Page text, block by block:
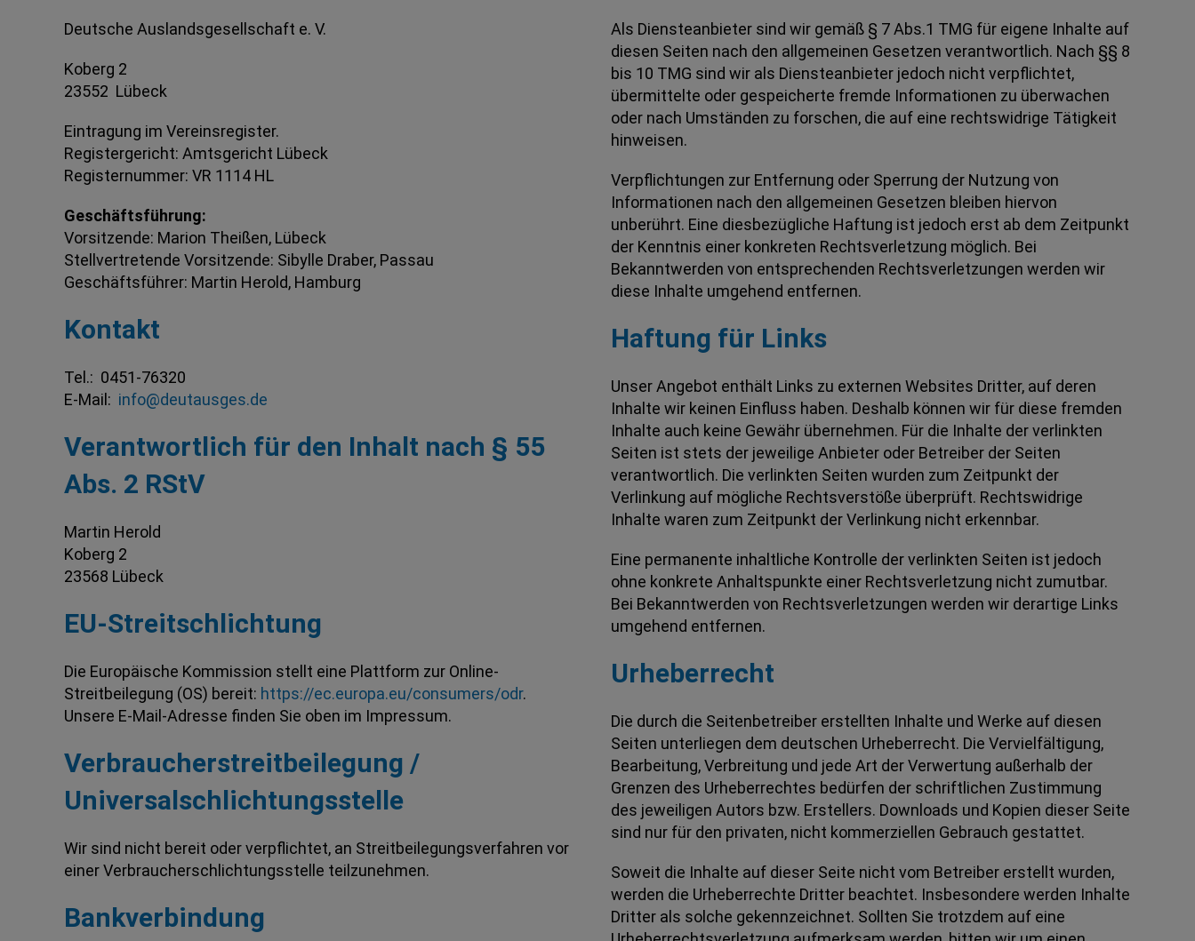
Deutsche Auslandsgesellschaft e. V.
Koberg 2
23552 Lübeck
Eintragung im Vereinsregister.
Registergericht: Amtsgericht Lübeck
Registernummer: VR 1114 HL
Geschäftsführung:
Vorsitzende: Marion Theißen, Lübeck
Stellvertretende Vorsitzende: Sibylle Draber, Passau
Geschäftsführer: Martin Herold, Hamburg
Kontakt
Tel.: 0451-76320
E-Mail: info@deutausges.de
Verantwortlich für den Inhalt nach § 55
Abs. 2 RStV
Martin Herold
Koberg 2
23568 Lübeck
EU-Streitschlichtung
Die Europäische Kommission stellt eine Plattform zur Online-
Streitbeilegung (OS) bereit: https://ec.europa.eu/consumers/odr.
Unsere E-Mail-Adresse finden Sie oben im Impressum.
Verbraucherstreitbeilegung /
Universalschlichtungsstelle
Wir sind nicht bereit oder verpflichtet, an Streitbeilegungsverfahren vor
einer Verbraucherschlichtungsstelle teilzunehmen.
Bankverbindung
Als Diensteanbieter sind wir gemäß § 7 Abs.1 TMG für eigene Inhalte auf
diesen Seiten nach den allgemeinen Gesetzen verantwortlich. Nach §§ 8
bis 10 TMG sind wir als Diensteanbieter jedoch nicht verpflichtet,
übermittelte oder gespeicherte fremde Informationen zu überwachen
oder nach Umständen zu forschen, die auf eine rechtswidrige Tätigkeit
hinweisen.
Verpflichtungen zur Entfernung oder Sperrung der Nutzung von
Informationen nach den allgemeinen Gesetzen bleiben hiervon
unberührt. Eine diesbezügliche Haftung ist jedoch erst ab dem Zeitpunkt
der Kenntnis einer konkreten Rechtsverletzung möglich. Bei
Bekanntwerden von entsprechenden Rechtsverletzungen werden wir
diese Inhalte umgehend entfernen.
Haftung für Links
Unser Angebot enthält Links zu externen Websites Dritter, auf deren
Inhalte wir keinen Einfluss haben. Deshalb können wir für diese fremden
Inhalte auch keine Gewähr übernehmen. Für die Inhalte der verlinkten
Seiten ist stets der jeweilige Anbieter oder Betreiber der Seiten
verantwortlich. Die verlinkten Seiten wurden zum Zeitpunkt der
Verlinkung auf mögliche Rechtsverstöße überprüft. Rechtswidrige
Inhalte waren zum Zeitpunkt der Verlinkung nicht erkennbar.
Eine permanente inhaltliche Kontrolle der verlinkten Seiten ist jedoch
ohne konkrete Anhaltspunkte einer Rechtsverletzung nicht zumutbar.
Bei Bekanntwerden von Rechtsverletzungen werden wir derartige Links
umgehend entfernen.
Urheberrecht
Die durch die Seitenbetreiber erstellten Inhalte und Werke auf diesen
Seiten unterliegen dem deutschen Urheberrecht. Die Vervielfältigung,
Bearbeitung, Verbreitung und jede Art der Verwertung außerhalb der
Grenzen des Urheberrechtes bedürfen der schriftlichen Zustimmung
des jeweiligen Autors bzw. Erstellers. Downloads und Kopien dieser Seite
sind nur für den privaten, nicht kommerziellen Gebrauch gestattet.
Soweit die Inhalte auf dieser Seite nicht vom Betreiber erstellt wurden,
werden die Urheberrechte Dritter beachtet. Insbesondere werden Inhalte
Dritter als solche gekennzeichnet. Sollten Sie trotzdem auf eine